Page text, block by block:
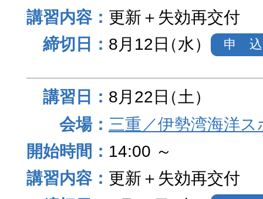
更新＋失効再交付
8月12日（水） 申 込
8月22日（土）
三重／伊勢湾海洋
14:00 ～
更新＋失効再交付